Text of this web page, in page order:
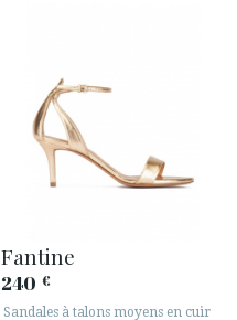
Fantine
240 €
Sandales à talons moyens en cuir